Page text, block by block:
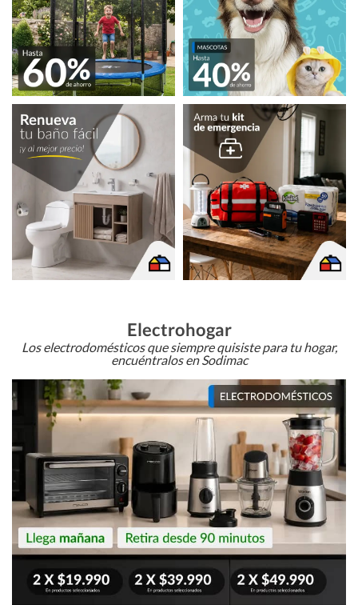
Electrohogar
Los electrodomésticos que siempre quisiste para tu hogar,
encuéntralos en Sodimac